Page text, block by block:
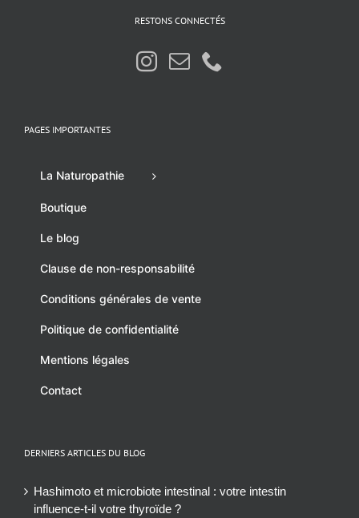
RESTONS CONNECTÉS
PAGES IMPORTANTES
La Naturopathie
Boutique
Le blog
Clause de non-responsabilité
Conditions générales de vente
Politique de confidentialité
Mentions légales
Contact
DERNIERS ARTICLES DU BLOG
Hashimoto et microbiote intestinal : votre intestin
influence-t-il votre thyroïde ?